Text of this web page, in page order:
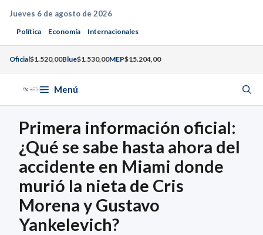
Saltar
contenido
Jueves 6 de agosto de 2026
Política Economía Internacionales
Oficial$1.520,00Blue$1.530,00MEP$15.204,00
Menú
Primera información oficial:
¿Qué se sabe hasta ahora del
accidente en Miami donde
murió la nieta de Cris
Morena y Gustavo
Yankelevich?